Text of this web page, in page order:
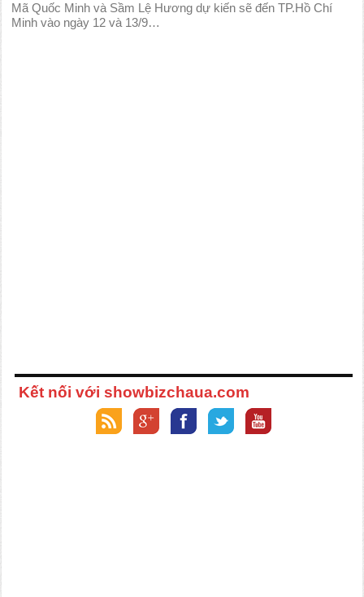
Mã Quốc Minh và Sầm Lệ Hương dự kiến sẽ đến TP.Hồ Chí
Minh vào ngày 12 và 13/9…
Kết nối với showbizchaua.com